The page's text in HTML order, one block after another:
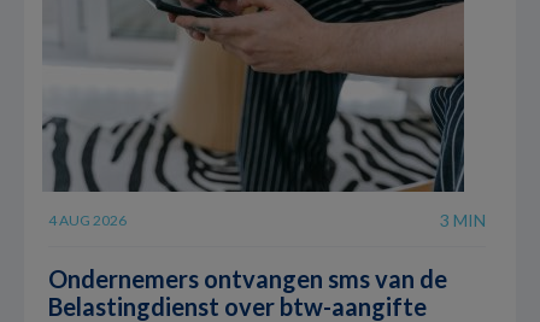
4 AUG 2026 3 MIN
Ondernemers ontvangen sms van de
Belastingdienst over btw-aangifte